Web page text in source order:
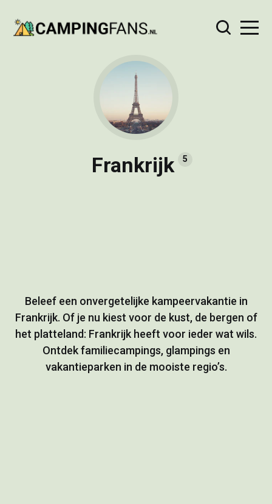
Frankrijk 5
Beleef een onvergetelijke kampeervakantie in
Frankrijk. Of je nu kiest voor de kust, de bergen of
het platteland: Frankrijk heeft voor ieder wat wils.
Ontdek familiecampings, glampings en
vakantieparken in de mooiste regio’s.